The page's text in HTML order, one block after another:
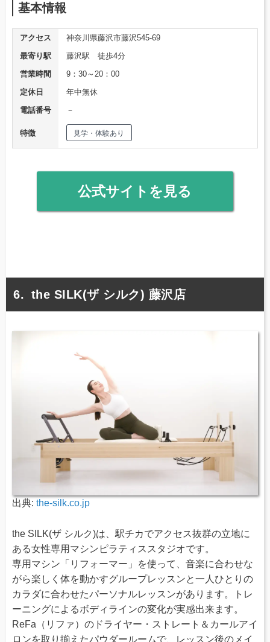
基本情報
アクセス
神奈川県藤沢市藤沢545-69
最寄り駅
藤沢駅 徒歩4分
営業時間
9：30～20：00
定休日
年中無休
電話番号
－
特徴 見学・体験あり
公式サイトを見る
the SILK(ザ シルク) 藤沢店
出典: the-silk.co.jp
the SILK(ザ シルク)は、駅チカでアクセス抜群の立地に
ある女性専用マシンピラティススタジオです。
専用マシン「リフォーマー」を使って、音楽に合わせな
がら楽しく体を動かすグループレッスンと一人ひとりの
カラダに合わせたパーソナルレッスンがあります。トレ
ーニングによるボディラインの変化が実感出来ます。
ReFa（リファ）のドライヤー・ストレート＆カールアイ
ロンを取り揃えたパウダールームで、レッスン後のメイ